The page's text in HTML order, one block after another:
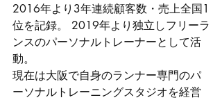
2016年より3年連続顧客数・売上全国1
位を記録。 2019年より独立しフリーラ
ンスのパーソナルトレーナーとして活
動。
現在は大阪で自身のランナー専門のパ
ーソナルトレーニングスタジオを経営